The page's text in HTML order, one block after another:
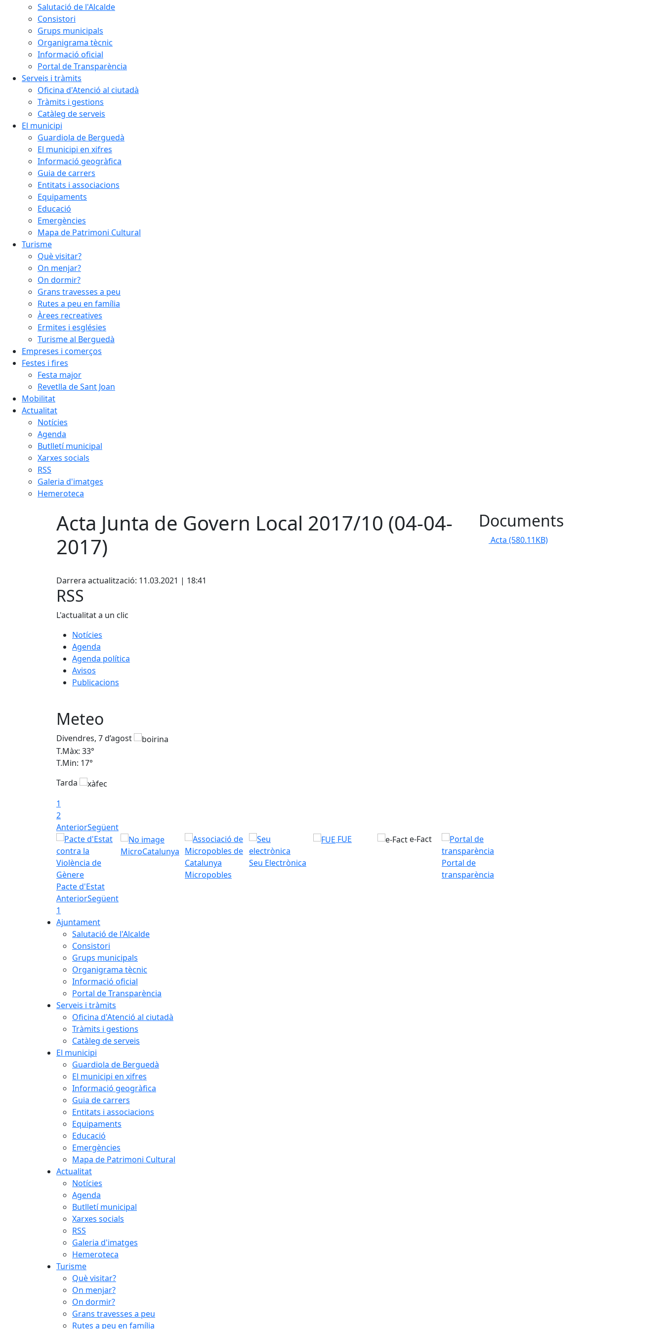
Salutació de l'Alcalde
Consistori
Grups municipals
Organigrama tècnic
Informació oficial
Portal de Transparència
Serveis i tràmits
Oficina d'Atenció al ciutadà
Tràmits i gestions
Catàleg de serveis
El municipi
Guardiola de Berguedà
El municipi en xifres
Informació geogràfica
Guia de carrers
Entitats i associacions
Equipaments
Educació
Emergències
Mapa de Patrimoni Cultural
Turisme
Què visitar?
On menjar?
On dormir?
Grans travesses a peu
Rutes a peu en família
Àrees recreatives
Ermites i esglésies
Turisme al Berguedà
Empreses i comerços
Festes i fires
Festa major
Revetlla de Sant Joan
Mobilitat
Actualitat
Notícies
Agenda
Butlletí municipal
Xarxes socials
RSS
Galeria d'imatges
Hemeroteca
Acta Junta de Govern Local 2017/10 (04-04-
2017)
Darrera actualització: 11.03.2021 | 18:41
Documents
Acta (580.11KB)
RSS
L'actualitat a un clic
Notícies
Agenda
Agenda política
Avisos
Publicacions
Meteo
Divendres, 7 d’agost
T.Màx: 33°
T.Min: 17°
Tarda
1
2
AnteriorSegüent
Pacte d'Estat
MicroCatalunya
Micropobles
Seu Electrònica
FUE e-Fact
Portal de
transparència
AnteriorSegüent
1
Ajuntament
Salutació de l'Alcalde
Consistori
Grups municipals
Organigrama tècnic
Informació oficial
Portal de Transparència
Serveis i tràmits
Oficina d'Atenció al ciutadà
Tràmits i gestions
Catàleg de serveis
El municipi
Guardiola de Berguedà
El municipi en xifres
Informació geogràfica
Guia de carrers
Entitats i associacions
Equipaments
Educació
Emergències
Mapa de Patrimoni Cultural
Actualitat
Notícies
Agenda
Butlletí municipal
Xarxes socials
RSS
Galeria d'imatges
Hemeroteca
Turisme
Què visitar?
On menjar?
On dormir?
Grans travesses a peu
Rutes a peu en família